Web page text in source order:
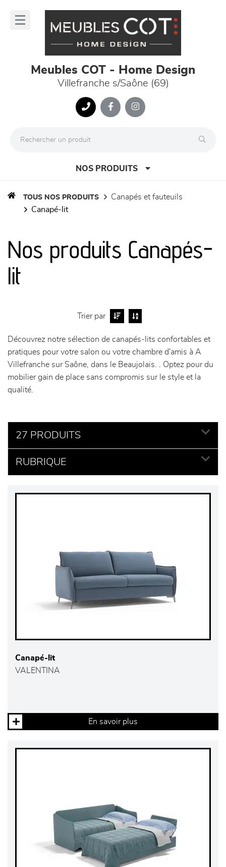
Meubles COT - Home Design
Villefranche s/Saône (69)
NOS PRODUITS
séjours
décoration
TOUS NOS PRODUITS
canapés et fauteuils
canapé-lit
Nos produits Canapés-
lit
Trier par
Découvrez notre sélection de canapés-lits confortables et
pratiques pour votre salon ou votre chambre d'amis à A
Villefranche sur Saône, dans le Beaujolais. . Optez pour du
mobilier gain de place sans compromis sur le style et la
qualité.
27 PRODUITS
RUBRIQUE
Canapé-lit
VALENTINA
En savoir plus